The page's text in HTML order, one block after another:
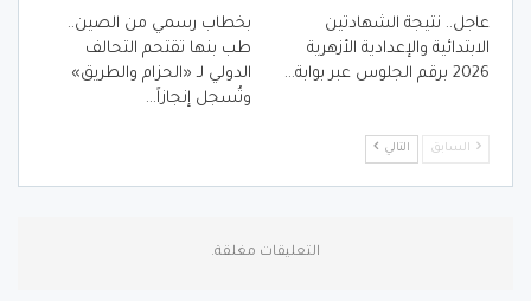
عاجل.. نتيجة الشهادتين
الابتدائية والإعدادية الأزهرية
2026 برقم الجلوس عبر بوابة…
بخطاب رسمي من الصين..
طب بنها تقتحم التحالف
الدولي لـ «الحزام والطريق»
وتُسجل إنجازاً…
السابق التالي
التعليقات مغلقة.